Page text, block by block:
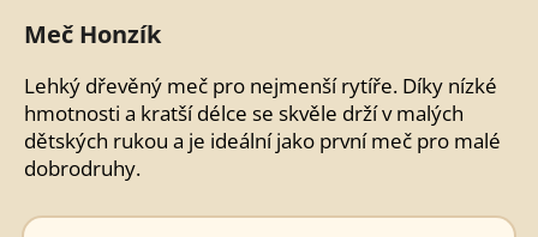
0,0
z
hvězdiček.
Meč Honzík
Lehký dřevěný meč pro nejmenší rytíře. Díky nízké
hmotnosti a kratší délce se skvěle drží v malých
dětských rukou a je ideální jako první meč pro malé
dobrodruhy.
r
č
u
j
e
e